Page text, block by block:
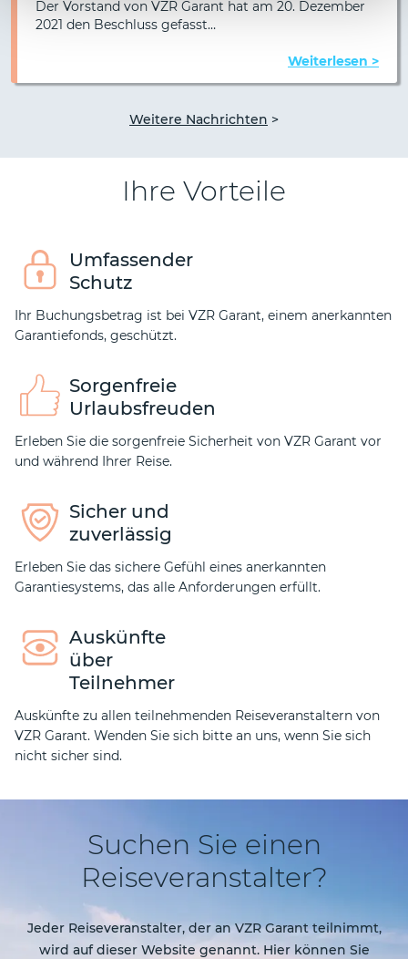
Der Vorstand von VZR Garant hat am 20. Dezember
2021 den Beschluss gefasst…
Weiterlesen >
Weitere Nachrichten >
Ihre Vorteile
Umfassender
Schutz
Ihr Buchungsbetrag ist bei VZR Garant, einem anerkannten
Garantiefonds, geschützt.
Sorgenfreie
Urlaubsfreuden
Erleben Sie die sorgenfreie Sicherheit von VZR Garant vor
und während Ihrer Reise.
Sicher und
zuverlässig
Erleben Sie das sichere Gefühl eines anerkannten
Garantiesystems, das alle Anforderungen erfüllt.
Auskünfte
über
Teilnehmer
Auskünfte zu allen teilnehmenden Reiseveranstaltern von
VZR Garant. Wenden Sie sich bitte an uns, wenn Sie sich
nicht sicher sind.
Suchen Sie einen
Reiseveranstalter?
Jeder Reiseveranstalter, der an VZR Garant teilnimmt,
wird auf dieser Website genannt. Hier können Sie